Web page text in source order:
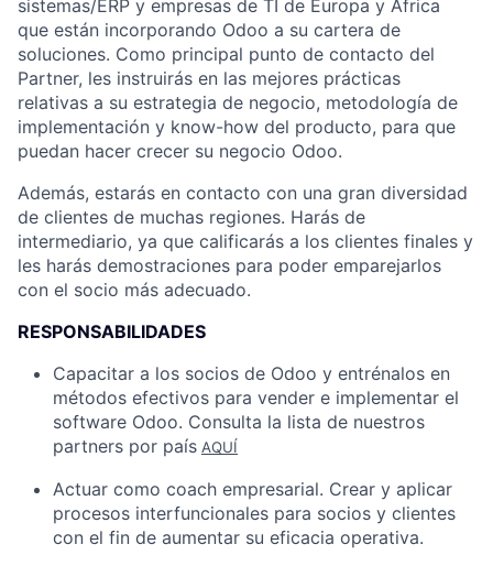
sistemas/ERP y empresas de TI de Europa y África
que están incorporando Odoo a su cartera de
soluciones. Como principal punto de contacto del
Partner, les instruirás en las mejores prácticas
relativas a su estrategia de negocio, metodología de
implementación y know-how del producto, para que
puedan hacer crecer su negocio Odoo.
Además, estarás en contacto con una gran diversidad
de clientes de muchas regiones. Harás de
intermediario, ya que calificarás a los clientes finales y
les harás demostraciones para poder emparejarlos
con el socio más adecuado.
RESPONSABILIDADES
Capacitar a los socios de Odoo y entrénalos en
métodos efectivos para vender e implementar el
software Odoo. Consulta la lista de nuestros
partners por país AQUÍ
Actuar como coach empresarial. Crear y aplicar
procesos interfuncionales para socios y clientes
con el fin de aumentar su eficacia operativa.